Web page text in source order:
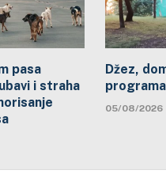
pasa
i straha
Džez,
05/08/2026